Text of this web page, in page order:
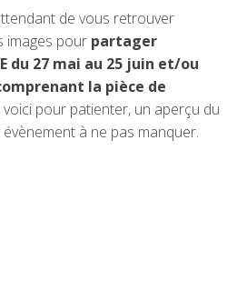
de vous retrouver
images pour partager
du 27 mai au 25 juin et/ou
la pièce de
voici pour patienter, un aperçu du
à ne pas manquer.